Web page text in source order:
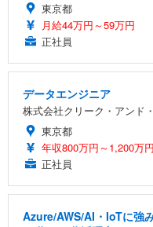
東京都
月給44万円～59万円
正社員
データエンジニア
株式会社クリーク・アンド
東京都
年収800万円～1,200万円
正社員
Azure/AWS/AI・IoTに強